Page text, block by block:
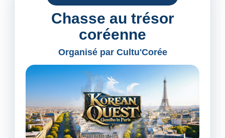
Chasse au trésor
coréenne
Organisé par Cultu'Corée